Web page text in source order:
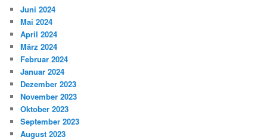
Juni 2024
Mai 2024
April 2024
März 2024
Februar 2024
Januar 2024
Dezember 2023
November 2023
Oktober 2023
September 2023
August 2023